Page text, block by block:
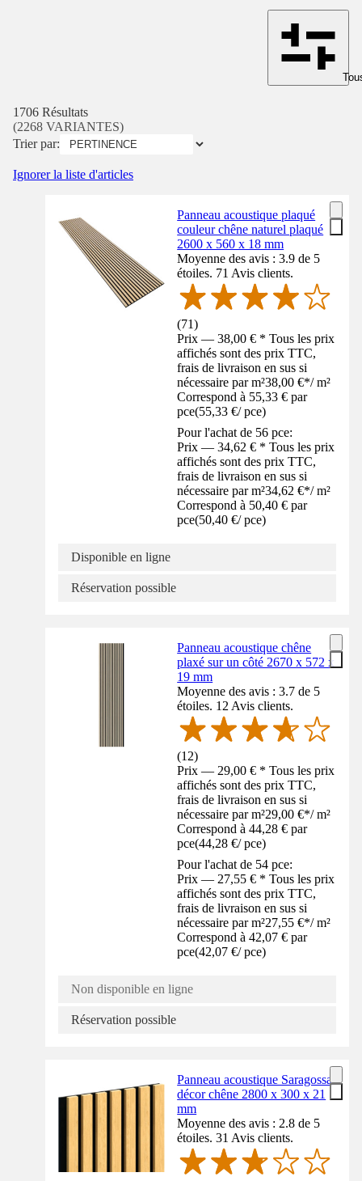
1706 Résultats
(2268 VARIANTES)
Trier par:
Ignorer la liste d'articles
Panneau acoustique plaqué
couleur chêne naturel plaqué
2600 x 560 x 18 mm
Moyenne des avis : 3.9 de 5
étoiles. 71 Avis clients.
(71)
Prix — 38,00 € * Tous les prix
affichés sont des prix TTC,
frais de livraison en sus si
nécessaire par m²38,00 €*/ m²
Correspond à 55,33 € par
pce(55,33 €/ pce)
Pour l'achat de 56 pce:
Prix — 34,62 € * Tous les prix
affichés sont des prix TTC,
frais de livraison en sus si
nécessaire par m²34,62 €*/ m²
Correspond à 50,40 € par
pce(50,40 €/ pce)
Disponible en ligne
Réservation possible
Panneau acoustique chêne
plaxé sur un côté 2670 x 572 x
19 mm
Moyenne des avis : 3.7 de 5
étoiles. 12 Avis clients.
(12)
Prix — 29,00 € * Tous les prix
affichés sont des prix TTC,
frais de livraison en sus si
nécessaire par m²29,00 €*/ m²
Correspond à 44,28 € par
pce(44,28 €/ pce)
Pour l'achat de 54 pce:
Prix — 27,55 € * Tous les prix
affichés sont des prix TTC,
frais de livraison en sus si
nécessaire par m²27,55 €*/ m²
Correspond à 42,07 € par
pce(42,07 €/ pce)
Non disponible en ligne
Réservation possible
Panneau acoustique Saragossa
décor chêne 2800 x 300 x 21
mm
Moyenne des avis : 2.8 de 5
étoiles. 31 Avis clients.